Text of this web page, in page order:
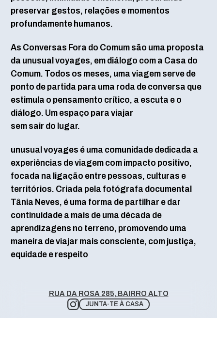
preservar gestos, relações e momentos
profundamente humanos.
As Conversas Fora do Comum são uma proposta
da unusual voyages, em diálogo com a Casa do
Comum. Todos os meses, uma viagem serve de
ponto de partida para uma roda de conversa que
estimula o pensamento crítico, a escuta e o
diálogo. Um espaço para viajar
sem sair do lugar.
unusual voyages é uma comunidade dedicada a
experiências de viagem com impacto positivo,
focada na ligação entre pessoas, culturas e
territórios. Criada pela fotógrafa documental
Tânia Neves, é uma forma de partilhar e dar
continuidade a mais de uma década de
aprendizagens no terreno, promovendo uma
maneira de viajar mais consciente, com justiça,
equidade e respeito
RUA DA ROSA 285, BAIRRO ALTO
JUNTA-TE À CASA